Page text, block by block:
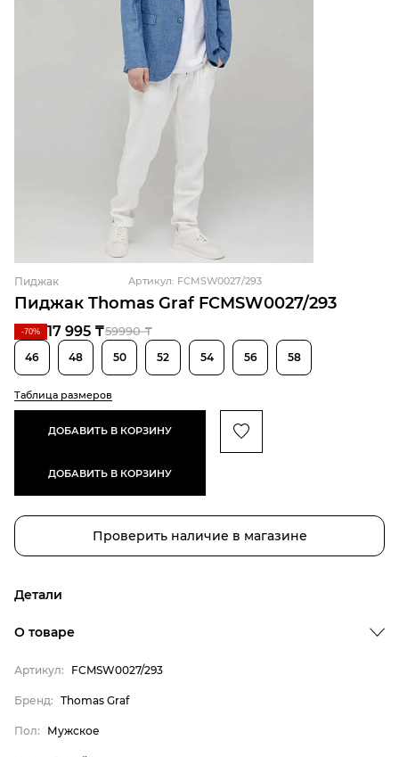
Пиджак Thomas Graf FCMSW0027/293
Пиджак Артикул: FCMSW0027/293
59990 ₸
17 995 ₸
-70%
46 48 50 52 54 56 58
Таблица размеров
ДОБАВИТЬ В КОРЗИНУ
ДОБАВИТЬ В КОРЗИНУ
Проверить наличие в магазине
Детали
О товаре
Артикул: FCMSW0027/293
Бренд: Thomas Graf
Пол: Мужское